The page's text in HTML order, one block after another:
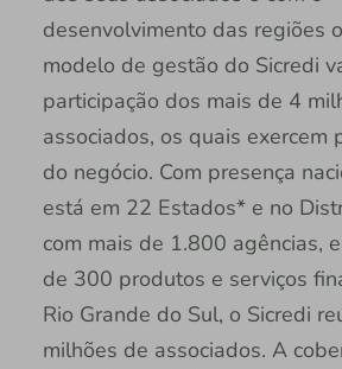
desenvolvimento das regiões
modelo de gestão do Sicredi
participação dos mais de 4
associados, os quais exercem
do negócio. Com presença
está em 22 Estados* e no
com mais de 1.800 agências,
de 300 produtos e serviços
Rio Grande do Sul, o Sicredi
milhões de associados. A